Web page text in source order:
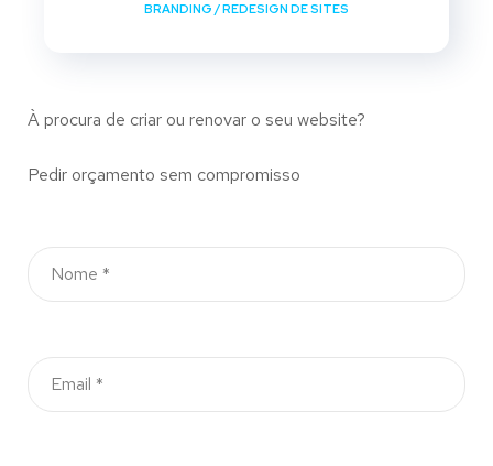
BRANDING /REDESIGN DE SITES
À procura de criar ou renovar o seu website?
Pedir orçamento sem compromisso